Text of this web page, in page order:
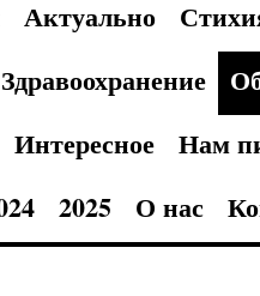
Актуально
Здравоохранение
Интересное
Нам
2025 О нас